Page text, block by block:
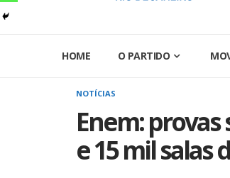
HOME O PARTIDO
NOTÍCIAS
Enem: provas
e 15 mil salas